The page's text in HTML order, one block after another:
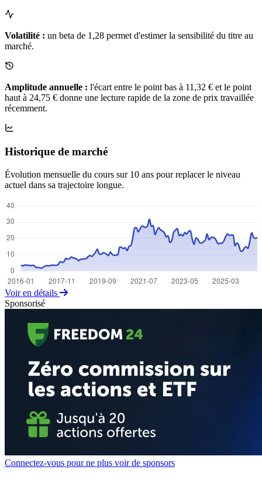
Volatilité : un beta de 1,28 permet d'estimer la sensibilité du titre au
marché.
Amplitude annuelle : l'écart entre le point bas à 11,32 € et le point
haut à 24,75 € donne une lecture rapide de la zone de prix travaillée
récemment.
Historique de marché
Évolution mensuelle du cours sur 10 ans pour replacer le niveau
actuel dans sa trajectoire longue.
Voir en détails
Sponsorisé
Connectez-vous pour ne plus voir de sponsors